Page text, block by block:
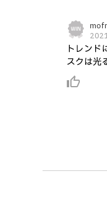
トレンド
スクは光
thumb_up_alt